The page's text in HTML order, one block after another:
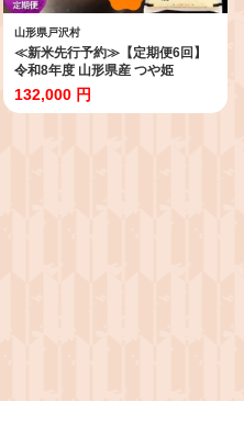
山形県戸沢村
≪新米先行予約≫【定期便6回】
令和8年度 山形県産 つや姫
10kg(5kg×2)×6回 合計60kg 精米
お米 米 ご飯 ごはん 白米 新米 ブ
132,000 円